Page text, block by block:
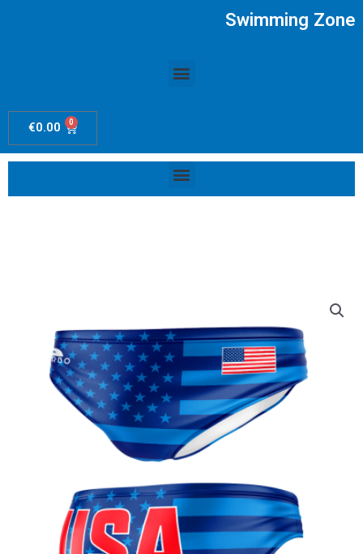
Swimming Zone
Menú
€0.00 0 Carrito
Menú